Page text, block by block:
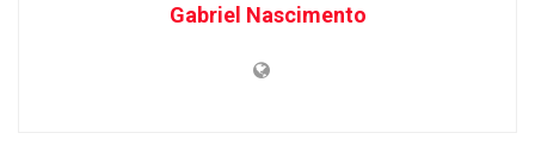
Gabriel Nascimento